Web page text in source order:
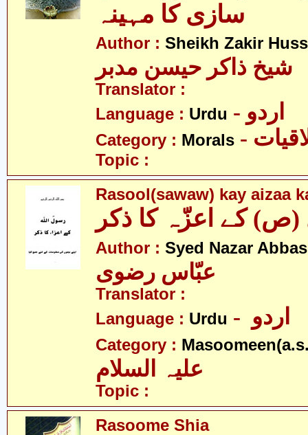
سازی کا مہینہ
Author : Sheikh Zakir
شیخ ذاکر حیسن مدبر
Translator :
Language : Urdu - اردو
Category : Morals
Topic :
Rasool(sawaw) kay aizaa
Author : Syed Nazar
عبّاس رضوی
Translator :
Language : Urdu
Category :
Topic :
Rasoome Shia